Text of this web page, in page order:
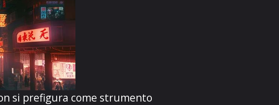
si prefigura come strumento